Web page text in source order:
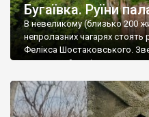
Бугаївка. Руїни
В невеликому (близько 200
непролазних чагарях стоять
Фелікса Шостаковського.
радянський період у ньому
століття тут розмістили
палацу виїхала лікарня – ми